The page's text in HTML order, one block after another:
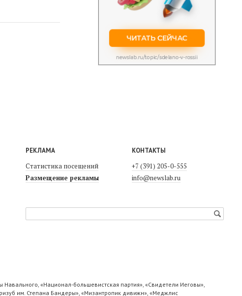
РЕКЛАМА
Статистика посещений
Размещение рекламы
КОНТАКТЫ
+7 (391) 205-0-555
info@newslab.ru
«Национал-большевистская партия», «Свидетели Иеговы»,
им. Степана Бандеры», «Мизантропик дивижн», «Меджлис